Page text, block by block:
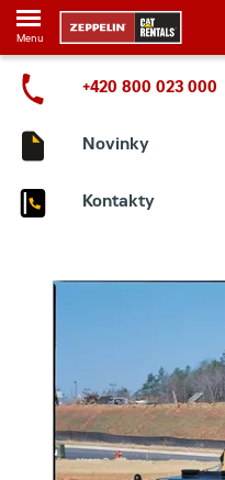
Menu
+420 800 023 000
Novinky
Kontakty